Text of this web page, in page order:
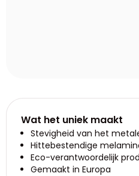
Wat het uniek maakt
Stevigheid van het
Hittebestendige
Eco-verantwoordelijk
Gemaakt in Europa